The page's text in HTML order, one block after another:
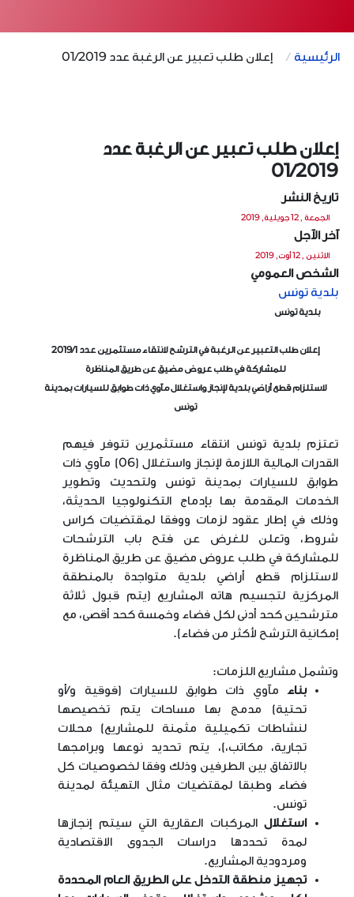
الرئيسية إعلان طلب تعبير عن الرغبة عدد 01/2019
إعلان طلب تعبير عن الرغبة عدد
01/2019
تاريخ النشر
الجمعة , 12 جويلية, 2019
آخر الآجل
الاثنين , 12 أوت, 2019
الشخص العمومي
بلدية تونس
بلدية تونس
إعلان طلب التعبير عن الرغبة في الترشح لانتقاء مستثمرين عدد 1
/
2019
للمشاركة في طلب عروض مضيق عن طريق المناظرة
لاستلزام قطع أراضي بلدية لإنجاز واستغلال مآوي ذات طوابق للسيارات بمدينة
تونس
تعتزم بلدية تونس انتقاء مستثمرين تتوفر فيهم
القدرات المالية اللازمة لإنجاز واستغلال (06) مآوي ذات
طوابق للسيارات بمدينة تونس ولتحديث وتطوير
الخدمات المقدمة بها بإدماج التكنولوجيا الحديثة،
وذلك في إطار عقود لزمات ووفقا لمقتضيات كراس
شروط، وتعلن للغرض عن فتح باب الترشحات
للمشاركة في طلب عروض مضيق عن طريق المناظرة
لاستلزام قطع أراضي بلدية متواجدة بالمنطقة
المركزية لتجسيم هاته المشاريع (يتم قبول ثلاثة
مترشحين كحد أدنى لكل فضاء وخمسة كحد أقصى، مع
إمكانية الترشح لأكثر من فضاء).
وتشمل مشاريع اللزمات:
بناء مآوي ذات طوابق للسيارات (فوقية و/أو
تحتية) مدمج بها مساحات يتم تخصيصها
لنشاطات تكميلية مثمنة للمشاريع) محلات
تجارية، مكاتب،)، يتم تحديد نوعها وبرامجها
بالاتفاق بين الطرفين وذلك وفقا لخصوصيات كل
فضاء وطبقا لمقتضيات مثال التهيئة لمدينة
تونس.
استغلال المركبات العقارية التي سيتم إنجازها
لمدة تحددها دراسات الجدوى الاقتصادية
ومردودية المشاريع.
تجهيز منطقة التدخل على الطريق العام المحددة